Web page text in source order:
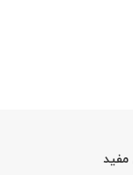
مفید